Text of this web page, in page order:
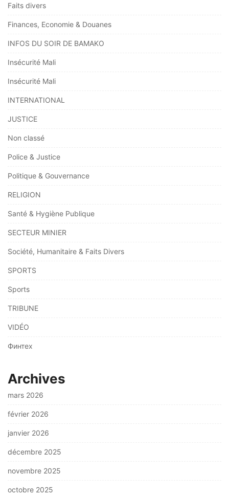
Faits divers
Finances, Economie & Douanes
INFOS DU SOIR DE BAMAKO
Insécurité Mali
Insécurité Mali
INTERNATIONAL
JUSTICE
Non classé
Police & Justice
Politique & Gouvernance
RELIGION
Santé & Hygiène Publique
SECTEUR MINIER
Société, Humanitaire & Faits Divers
SPORTS
Sports
TRIBUNE
VIDÉO
Финтех
Archives
mars 2026
février 2026
janvier 2026
décembre 2025
novembre 2025
octobre 2025